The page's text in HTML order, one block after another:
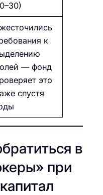
к
— фонд
это
спустя
в
при